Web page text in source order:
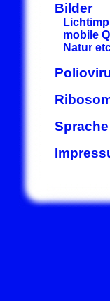
Bilder
mobile
Natur
Sprache